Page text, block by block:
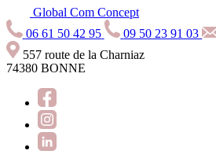
Global Com Concept
06 61 50 42 95
09 50 23 91 03
557 route de la Charniaz
74380 BONNE